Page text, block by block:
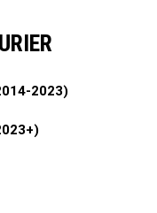
2023)